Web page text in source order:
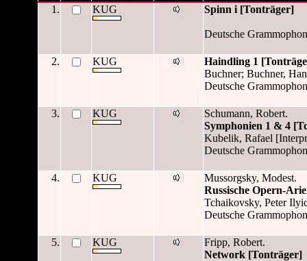
1. KUG Spinn i [Tonträger]
Deutsche
2. KUG
Haindling 1
Buchner; Buchner,
Deutsche
3. KUG
Schumann, Robert.
Symphonien 1 & 4
Kubelik, Rafael
Deutsche
4. KUG
Mussorgsky, Modest.
Russische Opern-
Tchaikovsky, Peter
Deutsche
5. KUG
Fripp, Robert.
Network [Tonträger]